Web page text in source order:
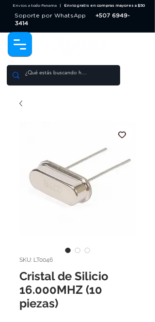
Envios a todo Panama | Envio gratis en compras mayores a $50
Soporte por WhatsApp
+507 6949-
3414
SKU: LT0046
Cristal de Silicio
16.000MHZ (10
piezas)